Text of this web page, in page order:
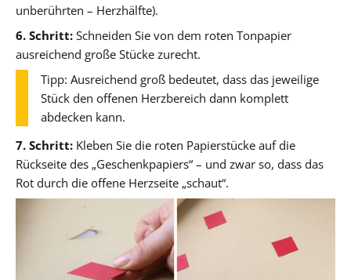
unberührten – Herzhälfte).
6. Schritt: Schneiden Sie von dem roten Tonpapier
ausreichend große Stücke zurecht.
Tipp: Ausreichend groß bedeutet, dass das jeweilige
Stück den offenen Herzbereich dann komplett
abdecken kann.
7. Schritt: Kleben Sie die roten Papierstücke auf die
Rückseite des „Geschenkpapiers“ – und zwar so, dass das
Rot durch die offene Herzseite „schaut“.